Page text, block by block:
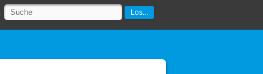
Los...